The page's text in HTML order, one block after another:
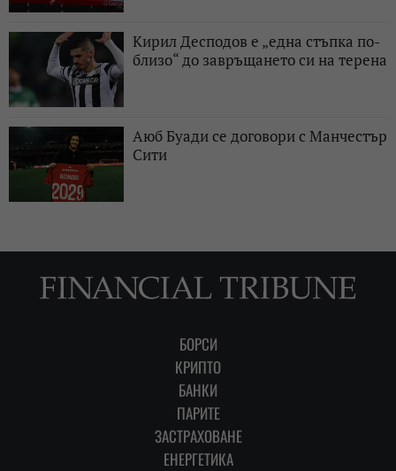
Кирил Десподов e „една стъпка по-
близо“ до завръщането си на терена
Аюб Буади се договори с Манчестър
Сити
БОРСИ
КРИПТО
БАНКИ
ПАРИТЕ
ЗАСТРАХОВАНЕ
ЕНЕРГЕТИКА